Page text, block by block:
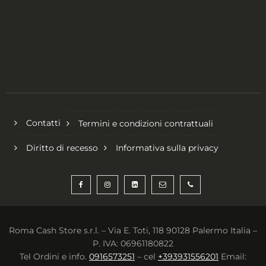
Contatti Termini e condizioni contrattuali
Diritto di recesso Informativa sulla privacy
Roma Cash Store s.r.l. – Via E. Toti, 118 90128 Palermo Italia –
P. IVA: 06961180822
Tel Ordini e info. 0916573251 – cel +393931556201 Email: